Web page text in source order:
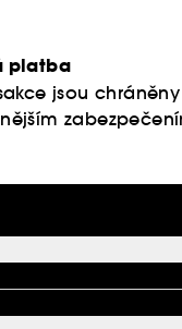
platba
jsou chráněny